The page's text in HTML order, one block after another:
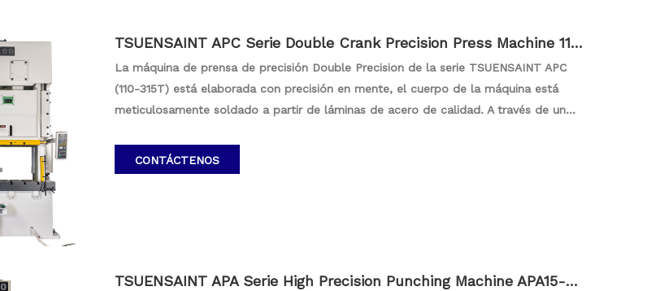
TSUENSAINT APC Serie Double Crank Precision Press Machine 110
-315T
La máquina de prensa de precisión Double Precision de la serie TSUENSAINT APC
(110-315T) está elaborada con precisión en mente, el cuerpo de la máquina está
meticulosamente soldado a partir de láminas de acero de calidad. A través de un
confiabilidad, contribuyendo a la precisión de la máquina. La máquina de prensa se
erige como una solución confiable, que se combina con una construcción robusta
CONTÁCTENOS
TSUENSAINT APA Serie High Precision Punching Machine APA15-40